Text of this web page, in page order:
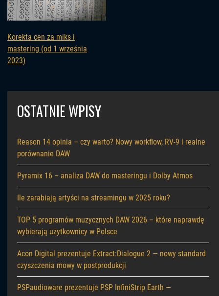
Korekta cen za miks i
mastering (od 1 września
2023)
OSTATNIE WPISY
Reason 14 opinia – czy warto? Nowy workflow, RV-9 i realne
porównanie DAW
Pyramix 16 – analiza DAW do masteringu i Dolby Atmos
Ile zarabiają artyści na streamingu w 2025 roku?
TOP 5 programów muzycznych DAW 2026 – które naprawdę
wybierają użytkownicy w Polsce
Acon Digital prezentuje Extract:Dialogue 2 — nowy standard
czyszczenia mowy w postprodukcji
PSPaudioware prezentuje PSP InfiniStrip Earth —